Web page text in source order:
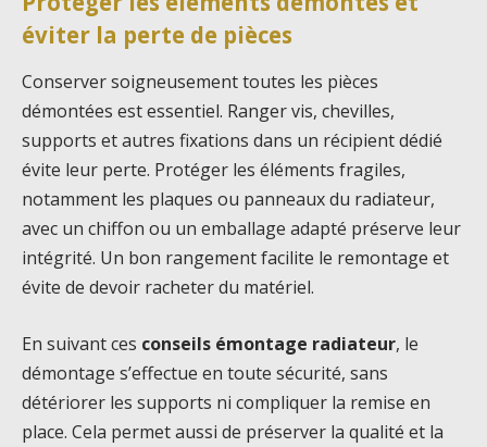
éviter la perte de pièces
Conserver soigneusement toutes les pièces
démontées est essentiel. Ranger vis, chevilles,
supports et autres fixations dans un récipient dédié
évite leur perte. Protéger les éléments fragiles,
notamment les plaques ou panneaux du radiateur,
avec un chiffon ou un emballage adapté préserve leur
intégrité. Un bon rangement facilite le remontage et
évite de devoir racheter du matériel.
En suivant ces conseils émontage radiateur, le
démontage s’effectue en toute sécurité, sans
détériorer les supports ni compliquer la remise en
place. Cela permet aussi de préserver la qualité et la